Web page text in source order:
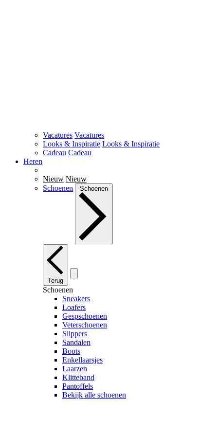
Vacatures Vacatures
Looks & Inspiratie Looks & Inspiratie
Cadeau Cadeau
Heren
Nieuw Nieuw
Schoenen
Schoenen
Terug
Schoenen
Sneakers
Loafers
Gespschoenen
Veterschoenen
Slippers
Sandalen
Boots
Enkellaarsjes
Laarzen
Klitteband
Pantoffels
Bekijk alle schoenen